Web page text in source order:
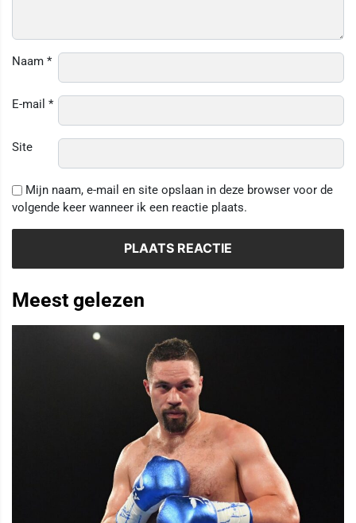
Naam *
E-mail *
Site
Mijn naam, e-mail en site opslaan in deze browser voor de
volgende keer wanneer ik een reactie plaats.
Meest gelezen